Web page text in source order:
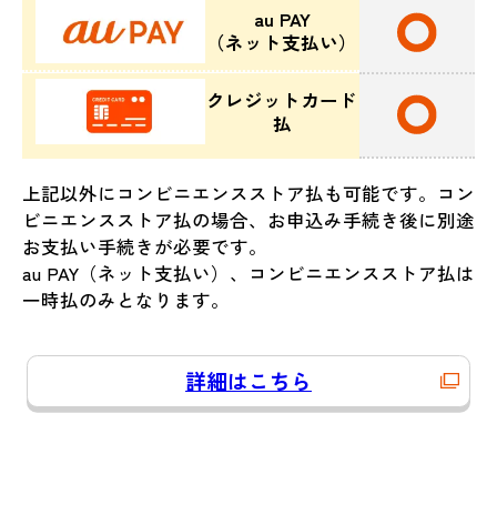
au PAY
（ネット支払い）
クレジットカード
払
上記以外にコンビニエンスストア払も可能です。コン
ビニエンスストア払の場合、お申込み手続き後に別途
お支払い手続きが必要です。
au PAY（ネット支払い）、コンビニエンスストア払は
一時払のみとなります。
詳細はこちら